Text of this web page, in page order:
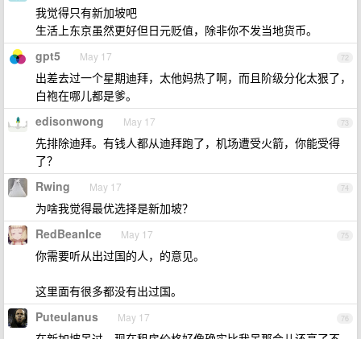
我觉得只有新加坡吧
生活上东京虽然更好但日元贬值，除非你不发当地货币。
72
gpt5 May 17
出差去过一个星期迪拜，太他妈热了啊，而且阶级分化太狠了，
白袍在哪儿都是爹。
73
edisonwong May 17
先排除迪拜。有钱人都从迪拜跑了，机场遭受火箭，你能受得
了？
74
Rwing May 17
为啥我觉得最优选择是新加坡？
75
RedBeanIce May 17
你需要听从出过国的人，的意见。
这里面有很多都没有出过国。
76
Puteulanus May 17